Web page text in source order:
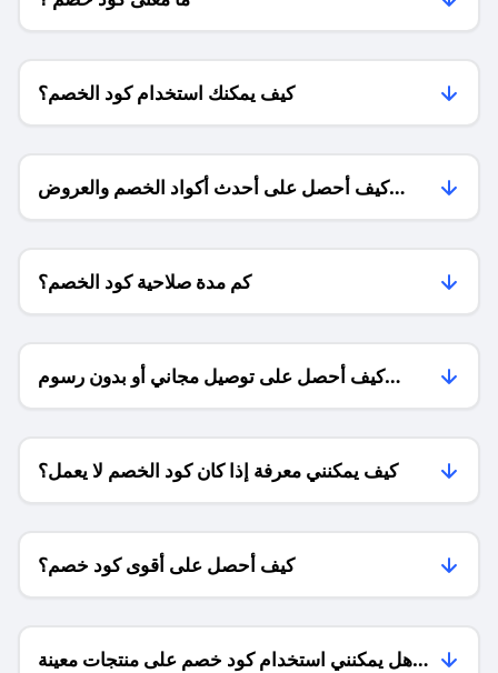
كيف يمكنك استخدام كود الخصم؟
كيف أحصل على أحدث أكواد الخصم والعروض
للمتاجر؟
كم مدة صلاحية كود الخصم؟
كيف أحصل على توصيل مجاني أو بدون رسوم
الشحن ؟
كيف يمكنني معرفة إذا كان كود الخصم لا يعمل؟
كيف أحصل على أقوى كود خصم؟
هل يمكنني استخدام كود خصم على منتجات معينة